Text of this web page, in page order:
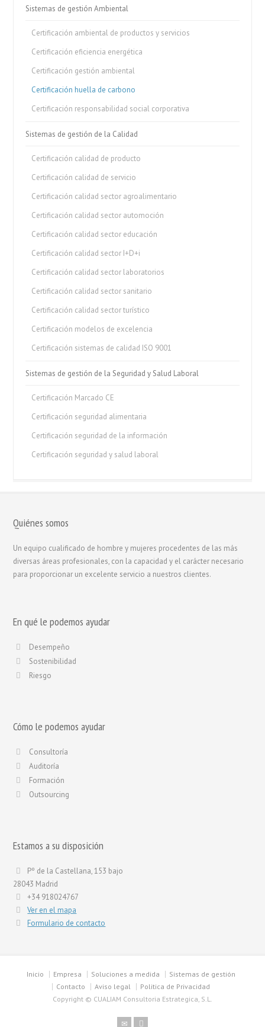
Sistemas de gestión Ambiental
Certificación ambiental de productos y servicios
Certificación eficiencia energética
Certificación gestión ambiental
Certificación huella de carbono
Certificación responsabilidad social corporativa
Sistemas de gestión de la Calidad
Certificación calidad de producto
Certificación calidad de servicio
Certificación calidad sector agroalimentario
Certificación calidad sector automoción
Certificación calidad sector educación
Certificación calidad sector I+D+i
Certificación calidad sector laboratorios
Certificación calidad sector sanitario
Certificación calidad sector turístico
Certificación modelos de excelencia
Certificación sistemas de calidad ISO 9001
Sistemas de gestión de la Seguridad y Salud Laboral
Certificación Marcado CE
Certificación seguridad alimentaria
Certificación seguridad de la información
Certificación seguridad y salud laboral
Quiénes somos
Un equipo cualificado de hombre y mujeres procedentes de las más
diversas áreas profesionales, con la capacidad y el carácter necesario
para proporcionar un excelente servicio a nuestros clientes.
En qué le podemos ayudar
Desempeño
Sostenibilidad
Riesgo
Cómo le podemos ayudar
Consultoría
Auditoría
Formación
Outsourcing
Estamos a su disposición
Pº de la Castellana, 153 bajo
28043 Madrid
+34 918024767
Ver en el mapa
Formulario de contacto
Inicio Empresa Soluciones a medida
Sistemas de gestión
Contacto
Aviso legal
Politica de Privacidad
Copyright © CUALIAM Consultoria Estrategica, S.L.